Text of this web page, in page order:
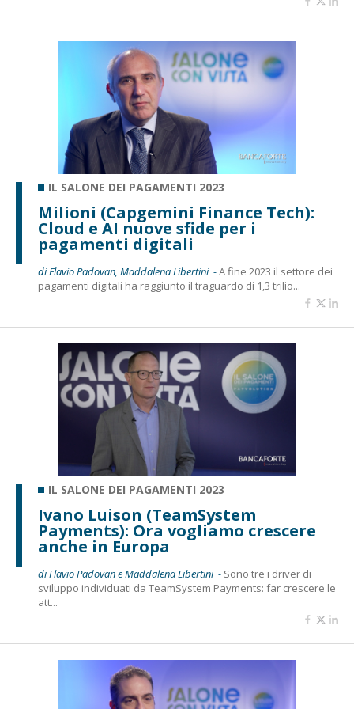
IL SALONE DEI PAGAMENTI 2023
Milioni (Capgemini Finance Tech):
Cloud e AI nuove sfide per i
pagamenti digitali
di Flavio Padovan, Maddalena Libertini -A fine 2023 il settore dei
pagamenti digitali ha raggiunto il traguardo di 1,3 trilio...
IL SALONE DEI PAGAMENTI 2023
Ivano Luison (TeamSystem
Payments): Ora vogliamo crescere
anche in Europa
di Flavio Padovan e Maddalena Libertini - Sono tre i driver di
sviluppo individuati da TeamSystem Payments: far crescere le
att...